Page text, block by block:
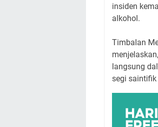
insiden
alkohol.
Timbalan
langsung
segi